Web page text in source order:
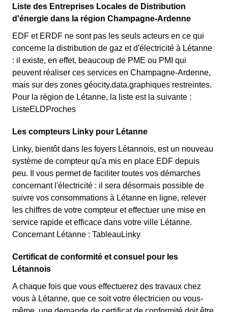
Liste des Entreprises Locales de Distribution
d'énergie dans la région Champagne-Ardenne
EDF et ERDF ne sont pas les seuls acteurs en ce qui
concerne la distribution de gaz et d'électricité à Létanne
: il existe, en effet, beaucoup de PME ou PMI qui
peuvent réaliser ces services en Champagne-Ardenne,
mais sur des zones géocity.data.graphiques restreintes.
Pour la région de Létanne, la liste est la suivante :
ListeELDProches
Les compteurs Linky pour Létanne
Linky, bientôt dans les foyers Létannois, est un nouveau
système de compteur qu'a mis en place EDF depuis
peu. Il vous permet de faciliter toutes vos démarches
concernant l'électricité : il sera désormais possible de
suivre vos consommations à Létanne en ligne, relever
les chiffres de votre compteur et effectuer une mise en
service rapide et efficace dans votre ville Létanne.
Concernant Létanne : TableauLinky
Certificat de conformité et consuel pour les
Létannois
A chaque fois que vous effectuerez des travaux chez
vous à Létanne, que ce soit votre électricien ou vous-